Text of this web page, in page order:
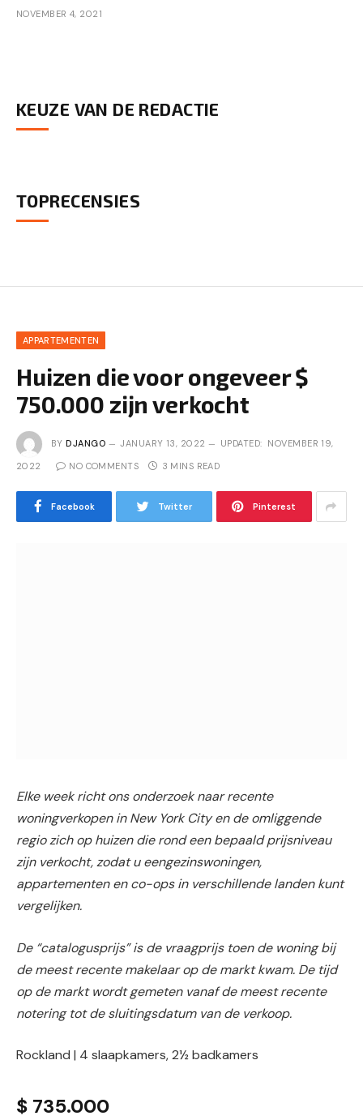
NOVEMBER 4, 2021
KEUZE VAN DE REDACTIE
TOPRECENSIES
APPARTEMENTEN
Huizen die voor ongeveer $
750.000 zijn verkocht
BY DJANGO JANUARY 13, 2022 UPDATED: NOVEMBER 19,
2022 NO COMMENTS 3 MINS READ
Facebook Twitter Pinterest
Elke week richt ons onderzoek naar recente
woningverkopen in New York City en de omliggende
regio zich op huizen die rond een bepaald prijsniveau
zijn verkocht, zodat u eengezinswoningen,
appartementen en co-ops in verschillende landen kunt
vergelijken.
De “catalogusprijs” is de vraagprijs toen de woning bij
de meest recente makelaar op de markt kwam. De tijd
op de markt wordt gemeten vanaf de meest recente
notering tot de sluitingsdatum van de verkoop.
Rockland | 4 slaapkamers, 2½ badkamers
$ 735.000